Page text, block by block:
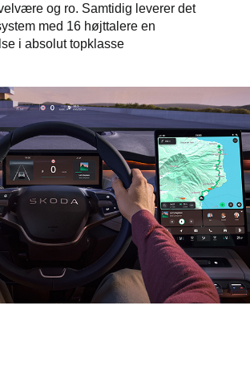
og ro. Samtidig leverer det
med 16 højttalere en
i absolut topklasse